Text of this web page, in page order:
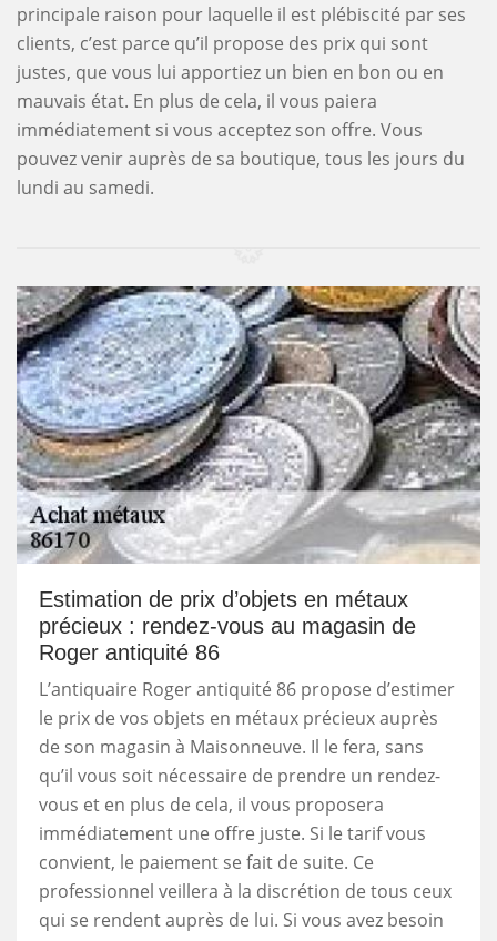
principale raison pour laquelle il est plébiscité par ses
clients, c’est parce qu’il propose des prix qui sont
justes, que vous lui apportiez un bien en bon ou en
mauvais état. En plus de cela, il vous paiera
immédiatement si vous acceptez son offre. Vous
pouvez venir auprès de sa boutique, tous les jours du
lundi au samedi.
Estimation de prix d’objets en métaux
précieux : rendez-vous au magasin de
Roger antiquité 86
L’antiquaire Roger antiquité 86 propose d’estimer
le prix de vos objets en métaux précieux auprès
de son magasin à Maisonneuve. Il le fera, sans
qu’il vous soit nécessaire de prendre un rendez-
vous et en plus de cela, il vous proposera
immédiatement une offre juste. Si le tarif vous
convient, le paiement se fait de suite. Ce
professionnel veillera à la discrétion de tous ceux
qui se rendent auprès de lui. Si vous avez besoin